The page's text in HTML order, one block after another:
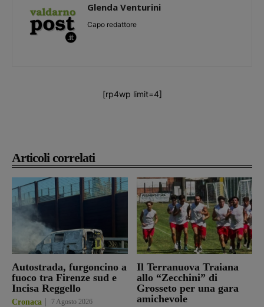
Articoli correlati
Autostrada, furgoncino a
fuoco tra Firenze sud e
Incisa Reggello
Cronaca 7 Agosto 2026
Il Terranuova Traiana
allo “Zecchini” di
Grosseto per una gara
amichevole
Glenda Venturini
Capo redattore
[rp4wp limit=4]